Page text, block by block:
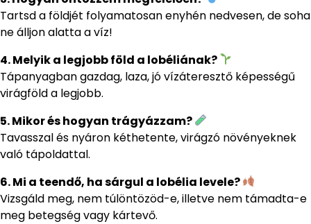
Tartsd a földjét folyamatosan enyhén nedvesen, de soha
ne álljon alatta a víz!
4. Melyik a legjobb föld a lobéliának?
Tápanyagban gazdag, laza, jó vízáteresztő képességű
virágföld a legjobb.
5. Mikor és hogyan trágyázzam?
Tavasszal és nyáron kéthetente, virágzó növényeknek
való tápoldattal.
6. Mi a teendő, ha sárgul a lobélia levele?
Vizsgáld meg, nem túlöntözöd-e, illetve nem támadta-e
meg betegség vagy kártevő.